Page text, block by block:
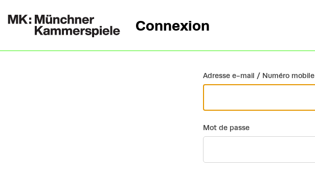
Retour
Connexion
Adresse e-mail / Numéro mobile
Mot de passe